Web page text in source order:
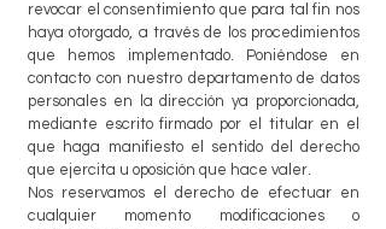
revocar el consentimiento que para tal fin nos
haya otorgado, a través de los procedimientos
que hemos implementado. Poniéndose en
contacto con nuestro departamento de datos
personales en la dirección ya proporcionada,
mediante escrito firmado por el titular en el
que haga manifiesto el sentido del derecho
que ejercita u oposición que hace valer.
Nos reservamos el derecho de efectuar en
cualquier momento modificaciones o